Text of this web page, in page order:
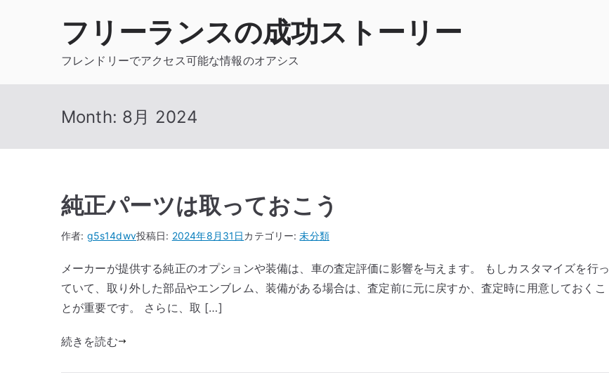
フリーランスの成功ストーリー
フレンドリーでアクセス可能な情報のオアシス
Month: 8月 2024
純正パーツは取っておこう
作者: g5s14dwv投稿日: 2024年8月31日カテゴリー:未分類
メーカーが提供する純正のオプションや装備は、車の査定評価に影響を与えます。 もしカスタマイズを行っ
ていて、取り外した部品やエンブレム、装備がある場合は、査定前に元に戻すか、査定時に用意しておくこ
とが重要です。 さらに、取 […]
続きを読む